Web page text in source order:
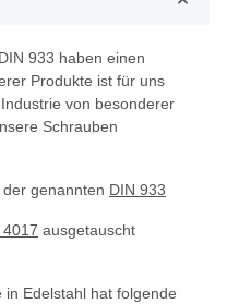
933 haben einen
Produkte ist für uns
von besonderer
Schrauben
genannten DIN 933
4017 ausgetauscht
in Edelstahl hat folgende